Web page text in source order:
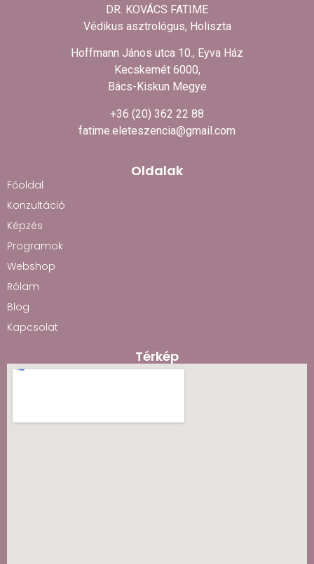
DR. KOVÁCS FATIME
Védikus asztrológus, Holiszta
Hoffmann János utca 10., Eyva Ház
Kecskemét 6000,
Bács-Kiskun Megye
+36 (20) 362 22 88
fatime.eleteszencia@gmail.com
Oldalak
Főoldal
Konzultáció
Képzés
Programok
Webshop
Rólam
Blog
Kapcsolat
Térkép